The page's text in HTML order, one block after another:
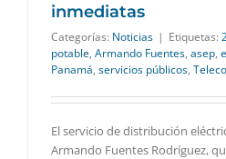
inmediatas
Categorías: Noticias | Etiquetas:
potable, Armando Fuentes, asep,
Panamá, servicios públicos,
El servicio de distribución
Armando Fuentes Rodríguez,